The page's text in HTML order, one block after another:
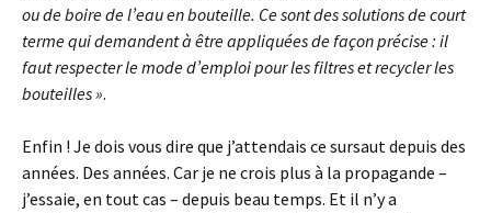
ou de boire de l’eau en bouteille. Ce sont des solutions de court
terme qui demandent à être appliquées de façon précise : il
faut respecter le mode d’emploi pour les filtres et recycler les
bouteilles ».
Enfin ! Je dois vous dire que j’attendais ce sursaut depuis des
années. Des années. Car je ne crois plus à la propagande –
j’essaie, en tout cas – depuis beau temps. Et il n’y a